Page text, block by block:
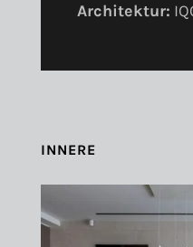
Architektur:
INNERE